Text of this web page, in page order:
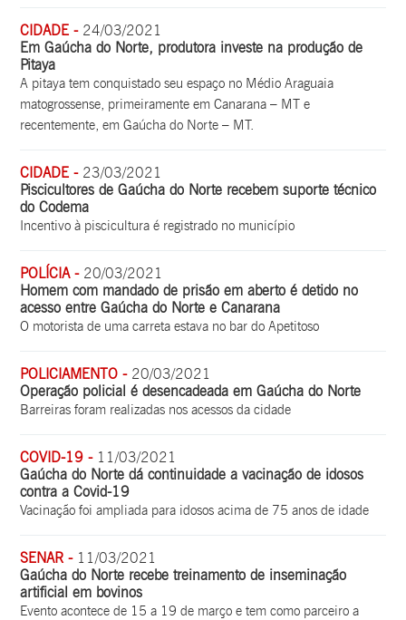
CIDADE - 24/03/2021
Em Gaúcha do Norte, produtora investe na produção de
Pitaya
A pitaya tem conquistado seu espaço no Médio Araguaia
matogrossense, primeiramente em Canarana – MT e
recentemente, em Gaúcha do Norte – MT.
CIDADE - 23/03/2021
Piscicultores de Gaúcha do Norte recebem suporte técnico
do Codema
Incentivo à piscicultura é registrado no município
POLÍCIA - 20/03/2021
Homem com mandado de prisão em aberto é detido no
acesso entre Gaúcha do Norte e Canarana
O motorista de uma carreta estava no bar do Apetitoso
POLICIAMENTO - 20/03/2021
Operação policial é desencadeada em Gaúcha do Norte
Barreiras foram realizadas nos acessos da cidade
COVID-19 - 11/03/2021
Gaúcha do Norte dá continuidade a vacinação de idosos
contra a Covid-19
Vacinação foi ampliada para idosos acima de 75 anos de idade
SENAR - 11/03/2021
Gaúcha do Norte recebe treinamento de inseminação
artificial em bovinos
Evento acontece de 15 a 19 de março e tem como parceiro a